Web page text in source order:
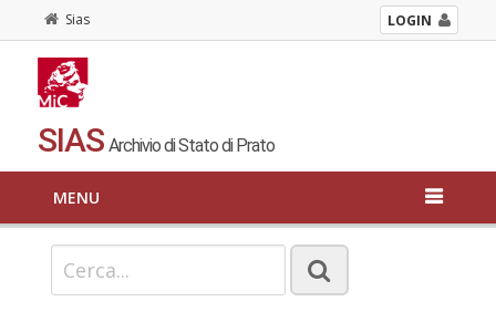
Sias LOGIN
SIAS Archivio di Stato di Prato
MENU